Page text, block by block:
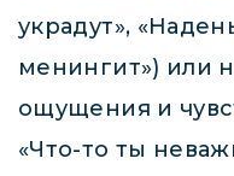
украдут»,
менингит») или
ощущения и
«Что-то ты